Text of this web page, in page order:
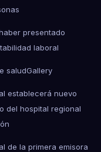
presentado
laboral
saludGallery
establecerá nuevo
del hospital regional
de la primera emisora